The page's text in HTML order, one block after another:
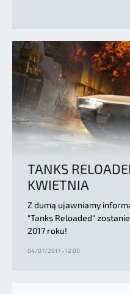
TANKS
KWIETNIA
Z dumą ujawniamy
"Tanks Reloaded"
2017 roku!
04/07/2017 - 12:00